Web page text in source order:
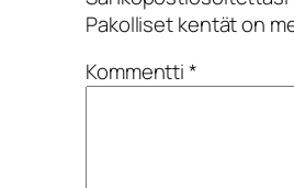
Pakolliset kentät on
Kommentti*